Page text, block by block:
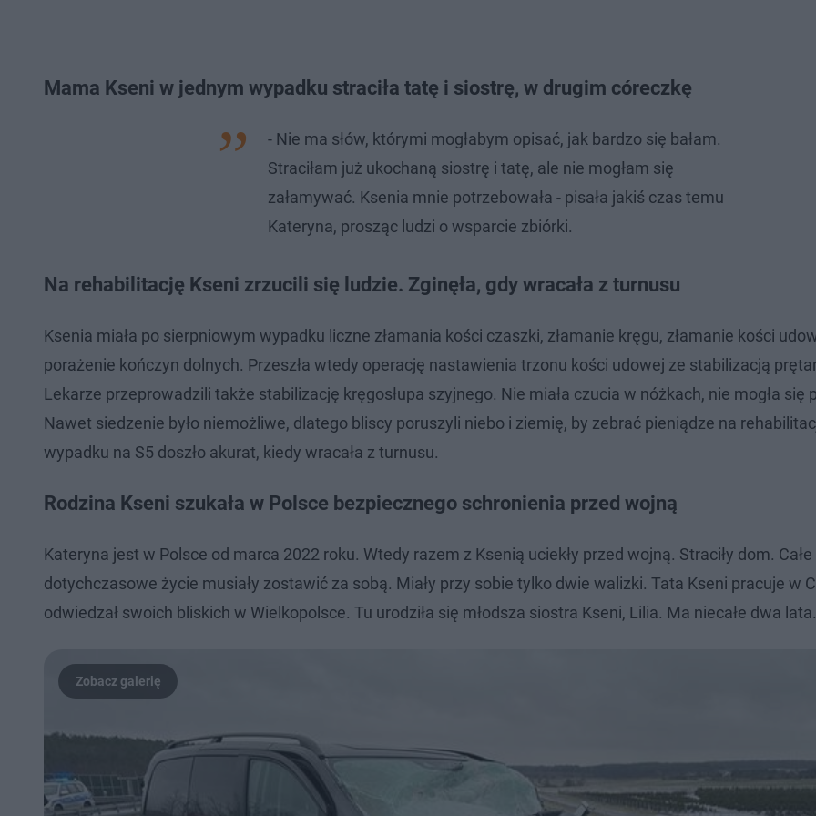
Mama Kseni w jednym wypadku straciła tatę i siostrę, w drugim córeczkę
- Nie ma słów, którymi mogłabym opisać, jak bardzo się bałam.
Straciłam już ukochaną siostrę i tatę, ale nie mogłam się
załamywać. Ksenia mnie potrzebowała - pisała jakiś czas temu
Kateryna, prosząc ludzi o wsparcie zbiórki.
Na rehabilitację Kseni zrzucili się ludzie. Zginęła, gdy wracała z turnusu
Ksenia miała po sierpniowym wypadku liczne złamania kości czaszki, złamanie kręgu, złamanie kości
porażenie kończyn dolnych. Przeszła wtedy operację nastawienia trzonu kości udowej ze stabilizacją
Lekarze przeprowadzili także stabilizację kręgosłupa szyjnego. Nie miała czucia w nóżkach, nie mogła się
Nawet siedzenie było niemożliwe, dlatego bliscy poruszyli niebo i ziemię, by zebrać pieniądze na
wypadku na S5 doszło akurat, kiedy wracała z turnusu.
Rodzina Kseni szukała w Polsce bezpiecznego schronienia przed wojną
Kateryna jest w Polsce od marca 2022 roku. Wtedy razem z Ksenią uciekły przed wojną. Straciły dom. Całe
dotychczasowe życie musiały zostawić za sobą. Miały przy sobie tylko dwie walizki. Tata Kseni pracuje w
odwiedzał swoich bliskich w Wielkopolsce. Tu urodziła się młodsza siostra Kseni, Lilia. Ma niecałe dwa lata.